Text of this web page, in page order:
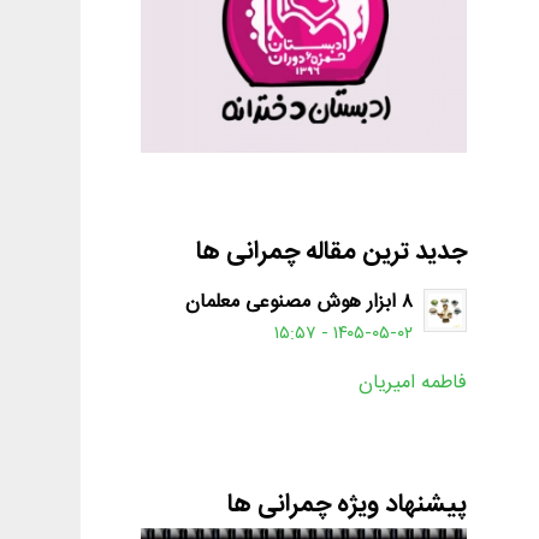
جدید ترین مقاله چمرانی ها
۸ ابزار هوش مصنوعی معلمان
۱۴۰۵-۰۵-۰۲ - ۱۵:۵۷
فاطمه امیریان
پیشنهاد ویژه چمرانی ها